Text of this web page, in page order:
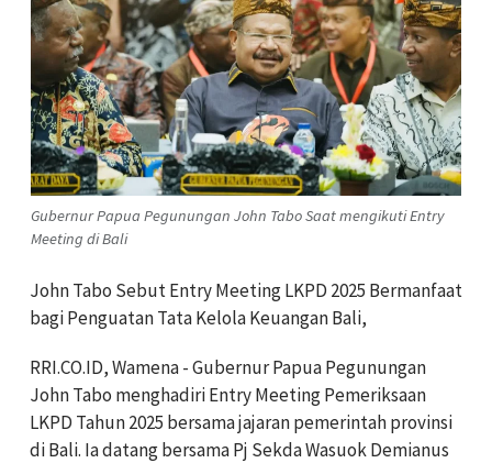
Gubernur Papua Pegunungan John Tabo Saat mengikuti Entry
Meeting di Bali
John Tabo Sebut Entry Meeting LKPD 2025 Bermanfaat
bagi Penguatan Tata Kelola Keuangan Bali,
RRI.CO.ID, Wamena - Gubernur Papua Pegunungan
John Tabo menghadiri Entry Meeting Pemeriksaan
LKPD Tahun 2025 bersama jajaran pemerintah provinsi
di Bali. Ia datang bersama Pj Sekda Wasuok Demianus